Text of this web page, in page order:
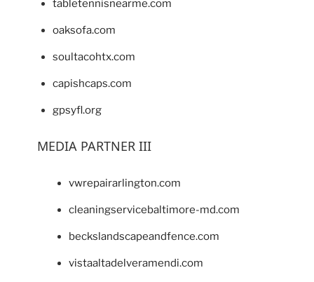
tabletennisnearme.com
oaksofa.com
soultacohtx.com
capishcaps.com
gpsyfl.org
MEDIA PARTNER III
vwrepairarlington.com
cleaningservicebaltimore-md.com
beckslandscapeandfence.com
vistaaltadelveramendi.com